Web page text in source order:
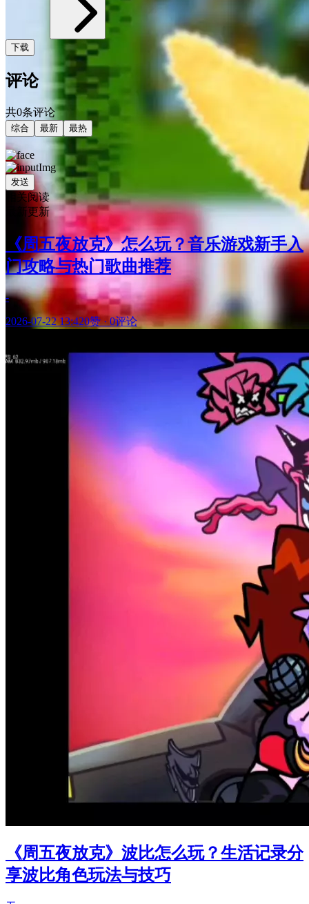
下载
评论
共0条评论
综合 最新 最热
发送
相关阅读
最新更新
《周五夜放克》怎么玩？音乐游戏新手入
门攻略与热门歌曲推荐
-
2026-07-22 13:420赞·0评论
《周五夜放克》波比怎么玩？生活记录分
享波比角色玩法与技巧